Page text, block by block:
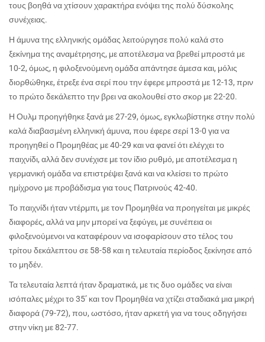
τους βοηθά να χτίσουν χαρακτήρα ενόψει της πολύ δύσκολης
συνέχειας.
Η άμυνα της ελληνικής ομάδας λειτούργησε πολύ καλά στο
ξεκίνημα της αναμέτρησης, με αποτέλεσμα να βρεθεί μπροστά με
10-2, όμως, η φιλοξενούμενη ομάδα απάντησε άμεσα και, μόλις
διορθώθηκε, έτρεξε ένα σερί που την έφερε μπροστά με 12-13, πριν
το πρώτο δεκάλεπτο την βρει να ακολουθεί στο σκορ με 22-20.
Η Ουλμ προηγήθηκε ξανά με 27-29, όμως, εγκλωβίστηκε στην πολύ
καλά διαβασμένη ελληνική άμυνα, που έφερε σερί 13-0 για να
προηγηθεί ο Προμηθέας με 40-29 και να φανεί ότι ελέγχει το
παιχνίδι, αλλά δεν συνέχισε με τον ίδιο ρυθμό, με αποτέλεσμα η
γερμανική ομάδα να επιστρέψει ξανά και να κλείσει το πρώτο
ημίχρονο με προβάδισμα για τους Πατρινούς 42-40.
Το παιχνίδι ήταν ντέρμπι, με τον Προμηθέα να προηγείται με μικρές
διαφορές, αλλά να μην μπορεί να ξεφύγει, με συνέπεια οι
φιλοξενούμενοι να καταφέρουν να ισοφαρίσουν στο τέλος του
τρίτου δεκάλεπτου σε 58-58 και η τελευταία περίοδος ξεκίνησε από
το μηδέν.
Τα τελευταία λεπτά ήταν δραματικά, με τις δυο ομάδες να είναι
ισόπαλες μέχρι το 35’ και τον Προμηθέα να χτίζει σταδιακά μια μικρή
διαφορά (79-72), που, ωστόσο, ήταν αρκετή για να τους οδηγήσει
στην νίκη με 82-77.